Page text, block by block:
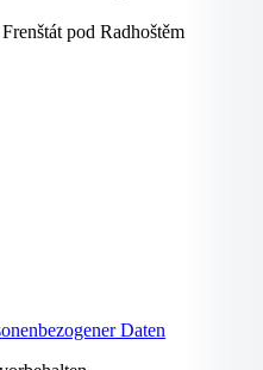
pod Radhoštěm
Daten